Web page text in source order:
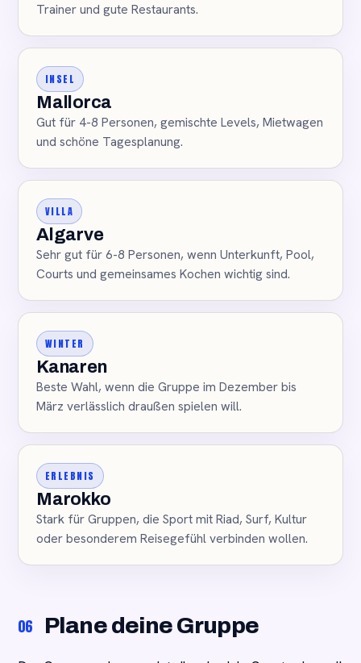
Trainer und gute Restaurants.
INSEL
Mallorca
Gut für 4-8 Personen, gemischte Levels, Mietwagen
und schöne Tagesplanung.
VILLA
Algarve
Sehr gut für 6-8 Personen, wenn Unterkunft, Pool,
Courts und gemeinsames Kochen wichtig sind.
WINTER
Kanaren
Beste Wahl, wenn die Gruppe im Dezember bis
März verlässlich draußen spielen will.
ERLEBNIS
Marokko
Stark für Gruppen, die Sport mit Riad, Surf, Kultur
oder besonderem Reisegefühl verbinden wollen.
06 Plane deine Gruppe